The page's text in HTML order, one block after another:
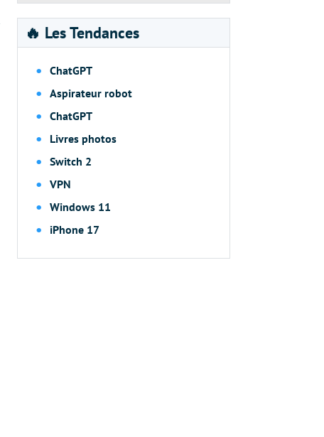
🔥 Les Tendances
ChatGPT
Aspirateur robot
ChatGPT
Livres photos
Switch 2
VPN
Windows 11
iPhone 17